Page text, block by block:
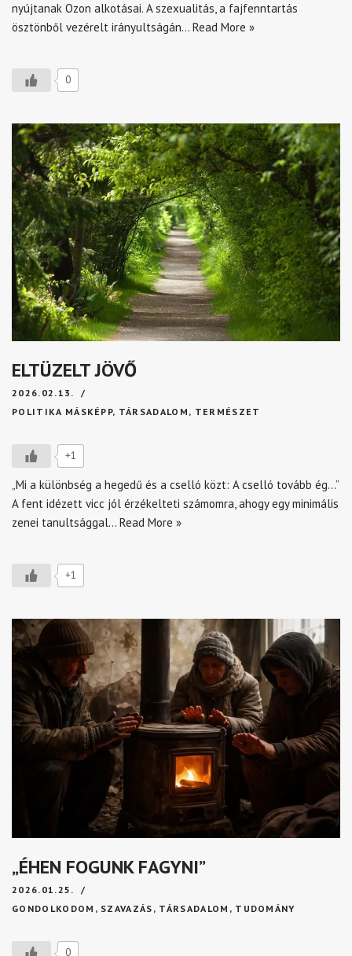
nyújtanak Ozon alkotásai. A szexualitás, a fajfenntartás
ösztönből vezérelt irányultságán… Read More »
0
ELTÜZELT JÖVŐ
2026.02.13.
POLITIKA MÁSKÉPP, TÁRSADALOM , TERMÉSZET
+1
„Mi a különbség a hegedű és a cselló közt: A cselló tovább ég…”
A fent idézett vicc jól érzékelteti számomra, ahogy egy minimális
zenei tanultsággal… Read More »
+1
„ÉHEN FOGUNK FAGYNI”
2026.01.25.
GONDOLKODOM , SZAVAZÁS , TÁRSADALOM , TUDOMÁNY
0